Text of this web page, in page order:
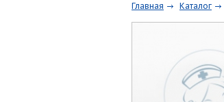
Главная Каталог